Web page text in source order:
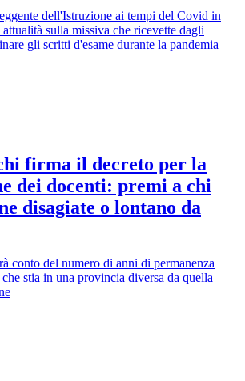
dell'Istruzione ai tempi del Covid in
sulla missiva che ricevette dagli
gli scritti d'esame durante la pandemia
firma il decreto per la
dei docenti: premi a chi
disagiate o lontano da
conto del numero di anni di permanenza
stia in una provincia diversa da quella